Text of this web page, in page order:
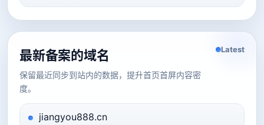
最新备案的域名
保留最近同步到站内的数据，提升首页首屏内容密
度。
Latest
jiangyou888.cn